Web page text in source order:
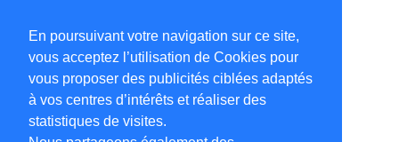
En poursuivant votre navigation sur ce site,
vous acceptez l’utilisation de Cookies pour
vous proposer des publicités ciblées adaptés
à vos centres d’intérêts et réaliser des
statistiques de visites.